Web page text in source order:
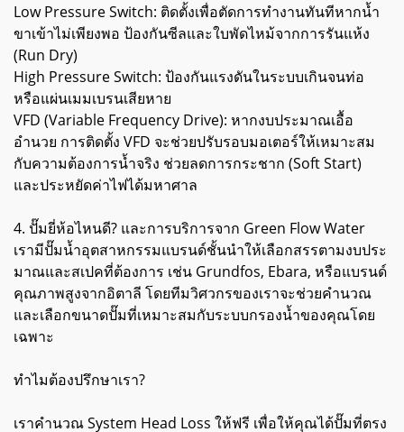
Low Pressure Switch: ติดตั้งเพื่อตัดการทำงานทันทีหากน้ำ
ขาเข้าไม่เพียงพอ ป้องกันซีลและใบพัดไหม้จากการรันแห้ง
(Run Dry)
High Pressure Switch: ป้องกันแรงดันในระบบเกินจนท่อ
หรือแผ่นเมมเบรนเสียหาย
VFD (Variable Frequency Drive): หากงบประมาณเอื้อ
อำนวย การติดตั้ง VFD จะช่วยปรับรอบมอเตอร์ให้เหมาะสม
กับความต้องการน้ำจริง ช่วยลดการกระชาก (Soft Start)
และประหยัดค่าไฟได้มหาศาล
4. ปั๊มยี่ห้อไหนดี? และการบริการจาก Green Flow Water
เรามีปั๊มน้ำอุตสาหกรรมแบรนด์ชั้นนำให้เลือกสรรตามงบประ
มาณและสเปคที่ต้องการ เช่น Grundfos, Ebara, หรือแบรนด์
คุณภาพสูงจากอิตาลี โดยทีมวิศวกรของเราจะช่วยคำนวณ
และเลือกขนาดปั๊มที่เหมาะสมกับระบบกรองน้ำของคุณโดย
เฉพาะ
ทำไมต้องปรึกษาเรา?
เราคำนวณ System Head Loss ให้ฟรี เพื่อให้คุณได้ปั๊มที่ตรง